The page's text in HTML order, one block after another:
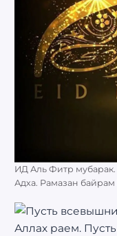
ИД Аль Фитр
Адха. Рамазан